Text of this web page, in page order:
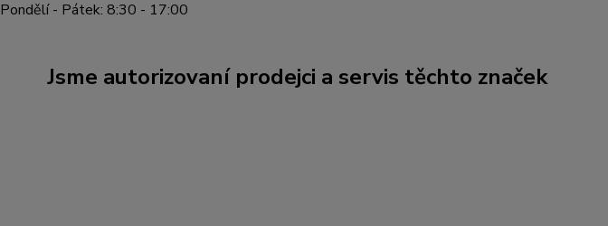
Pondělí - Pátek: 8:30 - 17:00
Jsme autorizovaní prodejci a servis těchto značek